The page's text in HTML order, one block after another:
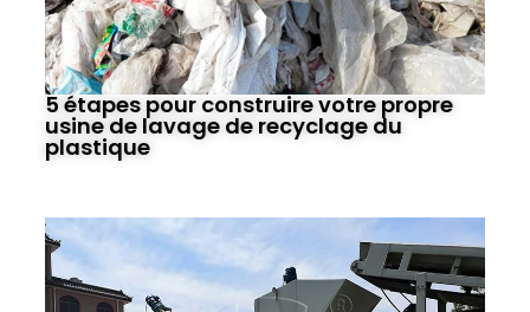
5 étapes pour construire votre propre
usine de lavage de recyclage du
plastique